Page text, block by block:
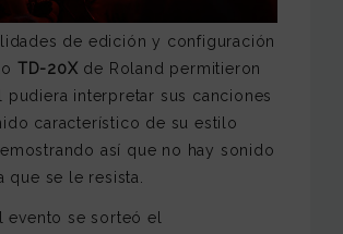
de edición y configuración
TD-20X de Roland permitieron
pudiera interpretar sus canciones
característico de su estilo
así que no hay sonido
que se le resista.
evento se sorteó el